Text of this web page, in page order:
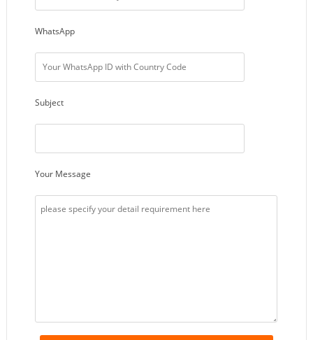
WhatsApp
Subject
Your Message